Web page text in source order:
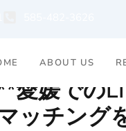
ABOUT US
愛媛での
ッチング